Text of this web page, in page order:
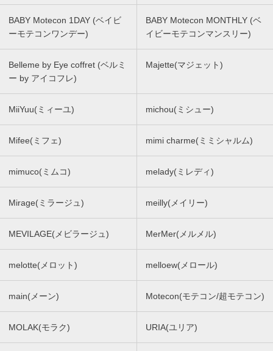
BABY Motecon 1DAY (ベイビ
ーモテコンワンデー)
BABY Motecon MONTHLY (ベ
イビーモテコンマンスリー)
Belleme by Eye coffret (ベルミ
ー by アイコフレ)
Majette(マジェット)
MiiYuu(ミィーユ) michou(ミシュー)
Mifee(ミフェ) mimi charme(ミミシャルム)
mimuco(ミムコ) melady(ミレディ)
Mirage(ミラージュ) meilly(メイリー)
MEVILAGE(メビラージュ) MerMer(メルメル)
melotte(メロット) melloew(メロール)
main(メーン) Motecon(モテコン/超モテコン)
MOLAK(モラク) URIA(ユリア)